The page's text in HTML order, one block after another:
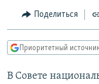
Вернутся
главной
навигации
Вернутся
МНЕНИЯ
IDEL.РЕАЛИИ
КАВКАЗ.РЕАЛИИ
Поделиться
Приоритетный
В Совете